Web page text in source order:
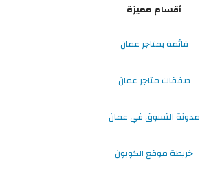
أقسام مميزة
قائمة بمتاجر عمان
صفقات متاجر عمان
مدونة التسوق في عمان
خريطة موقع الكوبون